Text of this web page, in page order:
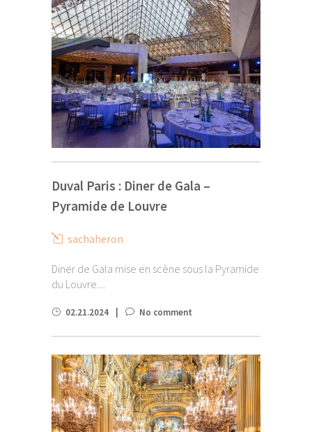
Duval Paris : Diner de Gala –
Pyramide de Louvre
sachaheron
Diner de Gala mise en scène sous la Pyramide
du Louvre....
02.21.2024 No comment